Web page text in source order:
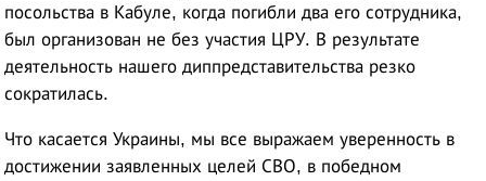
посольства в Кабуле, когда погибли два его сотрудника,
был организован не без участия ЦРУ. В результате
деятельность нашего диппредставительства резко
сократилась.
Что касается Украины, мы все выражаем уверенность в
достижении заявленных целей СВО, в победном